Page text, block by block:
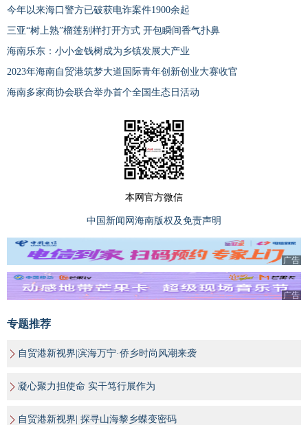
今年以来海口警方已破获电诈案件1900余起
三亚“树上熟”榴莲别样打开方式 开包瞬间香气扑鼻
海南乐东：小小金钱树成为乡镇发展大产业
2023年海南自贸港筑梦大道国际青年创新创业大赛收官
海南多家商协会联合举办首个全国生态日活动
本网官方微信
中国新闻网海南版权及免责声明
广告
广告
专题推荐
自贸港新视界|滨海万宁·侨乡时尚风潮来袭
凝心聚力担使命 实干笃行展作为
自贸港新视界| 探寻山海黎乡蝶变密码